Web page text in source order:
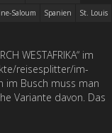
Saloum Spanien
St. Louis
WESTAFRIKA“ im
reisesplitter/im-
im Busch muss man
Variante davon. Das